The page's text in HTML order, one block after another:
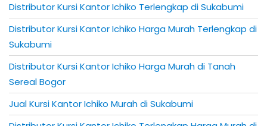
Distributor Kursi Kantor Ichiko Terlengkap di Sukabumi
Distributor Kursi Kantor Ichiko Harga Murah Terlengkap di
Sukabumi
Distributor Kursi Kantor Ichiko Harga Murah di Tanah
Sereal Bogor
Jual Kursi Kantor Ichiko Murah di Sukabumi